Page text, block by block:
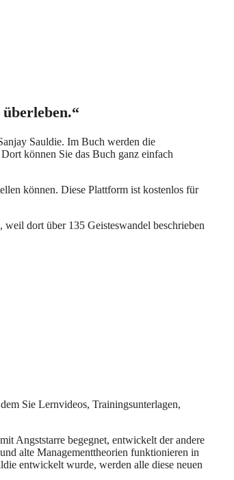
Sauldie. Im Buch werden die
können Sie das Buch ganz einfach
können. Diese Plattform ist kostenlos für
dort über 135 Geisteswandel beschrieben
Sie Lernvideos, Trainingsunterlagen,
Angststarre begegnet, entwickelt der andere
alte Managementtheorien funktionieren in
entwickelt wurde, werden alle diese neuen